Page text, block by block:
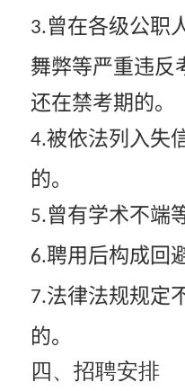
3.曾在各级公职
舞弊等严重违反
还在禁考期的。
4.被依法列入失
的。
5.曾有学术不端
6.聘用后构成回
7.法律法规规定
的。
四、招聘安排